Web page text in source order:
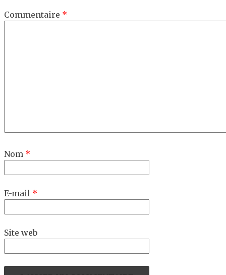
Commentaire *
Nom *
E-mail *
Site web